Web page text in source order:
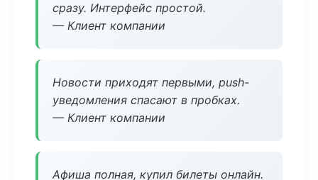
сразу. Интерфейс простой.
— Клиент компании
Новости приходят первыми, push-
уведомления спасают в пробках.
— Клиент компании
Афиша полная, купил билеты онлайн.